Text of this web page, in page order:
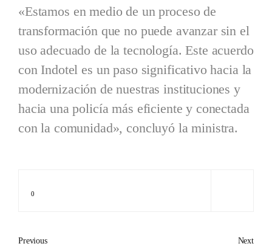
«Estamos en medio de un proceso de
transformación que no puede avanzar sin el
uso adecuado de la tecnología. Este acuerdo
con Indotel es un paso significativo hacia la
modernización de nuestras instituciones y
hacia una policía más eficiente y conectada
con la comunidad», concluyó la ministra.
0
Previous Next